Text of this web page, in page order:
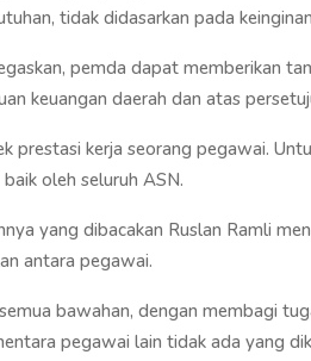
tidak didasarkan pada
pemda dapat memberikan
keuangan daerah dan atas
prestasi kerja seorang pegawai.
oleh seluruh ASN.
yang dibacakan Ruslan Ramli
antara pegawai.
bawahan, dengan membagi
pegawai lain tidak ada yang